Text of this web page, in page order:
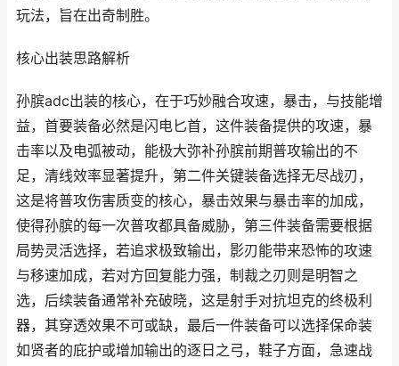
玩法，旨在出奇制胜。
核心出装思路解析
孙膑adc出装的核心，在于巧妙融合攻速，暴击，与技能增
益，首要装备必然是闪电匕首，这件装备提供的攻速，暴
击率以及电弧被动，能极大弥补孙膑前期普攻输出的不
足，清线效率显著提升，第二件关键装备选择无尽战刃，
这是将普攻伤害质变的核心，暴击效果与暴击率的加成，
使得孙膑的每一次普攻都具备威胁，第三件装备需要根据
局势灵活选择，若追求极致输出，影刃能带来恐怖的攻速
与移速加成，若对方回复能力强，制裁之刃则是明智之
选，后续装备通常补充破晓，这是射手对抗坦克的终极利
器，其穿透效果不可或缺，最后一件装备可以选择保命装
如贤者的庇护或增加输出的逐日之弓，鞋子方面，急速战